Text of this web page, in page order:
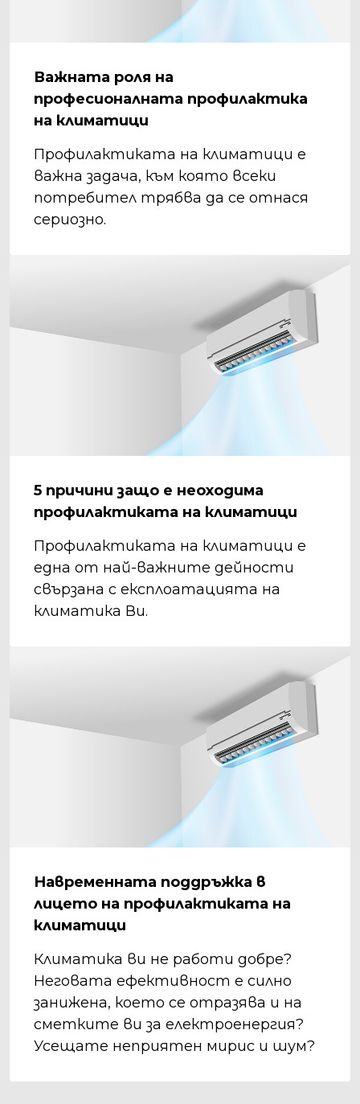
Важната роля на
професионалната профилактика
на климатици
Профилактиката на климатици е
важна задача, към която всеки
потребител трябва да се отнася
сериозно.
5 причини защо е неоходима
профилактиката на климатици
Профилактиката на климатици е
една от най-важните дейности
свързана с експлоатацията на
климатика Ви.
Навременната поддръжка в
лицето на профилактиката на
климатици
Климатика ви не работи добре?
Неговата ефективност е силно
занижена, което се отразява и на
сметките ви за електроенергия?
Усещате неприятен мирис и шум?